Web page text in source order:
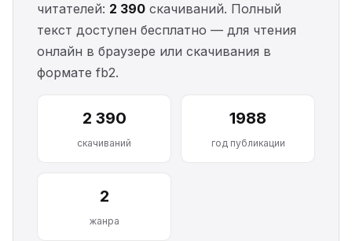
читателей: 2 390 скачиваний. Полный
текст доступен бесплатно — для чтения
онлайн в браузере или скачивания в
формате fb2.
2 390
скачиваний
1988
год публикации
2
жанра